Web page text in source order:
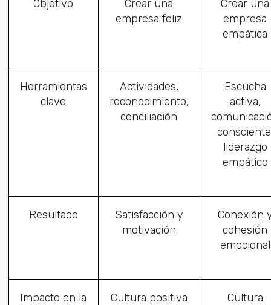
Objetivo
Crear una
empresa feliz
Crear una
empresa
empática
Herramientas
clave
Actividades,
reconocimiento,
conciliación
Escucha
activa,
liderazgo
empático
Resultado
Satisfacción y
motivación
Conexión
cohesión
emocional
Impacto en la
Cultura positiva
Cultura